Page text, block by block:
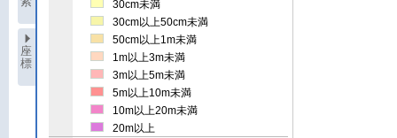
座
標
30cm未満
30cm以上50cm未満
50cm以上1m未満
1m以上3m未満
3m以上5m未満
5m以上10m未満
10m以上20m未満
20m以上